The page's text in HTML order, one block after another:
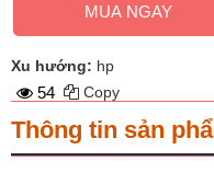
MUA NGAY
Xu hướng: hp
54 Copy
Thông tin sản